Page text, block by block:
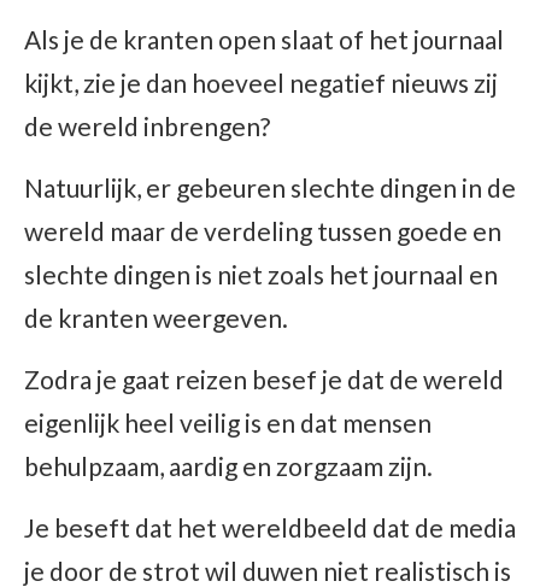
Als je de kranten open slaat of het journaal
kijkt, zie je dan hoeveel negatief nieuws zij
de wereld inbrengen?
Natuurlijk, er gebeuren slechte dingen in de
wereld maar de verdeling tussen goede en
slechte dingen is niet zoals het journaal en
de kranten weergeven.
Zodra je gaat reizen besef je dat de wereld
eigenlijk heel veilig is en dat mensen
behulpzaam, aardig en zorgzaam zijn.
Je beseft dat het wereldbeeld dat de media
je door de strot wil duwen niet realistisch is